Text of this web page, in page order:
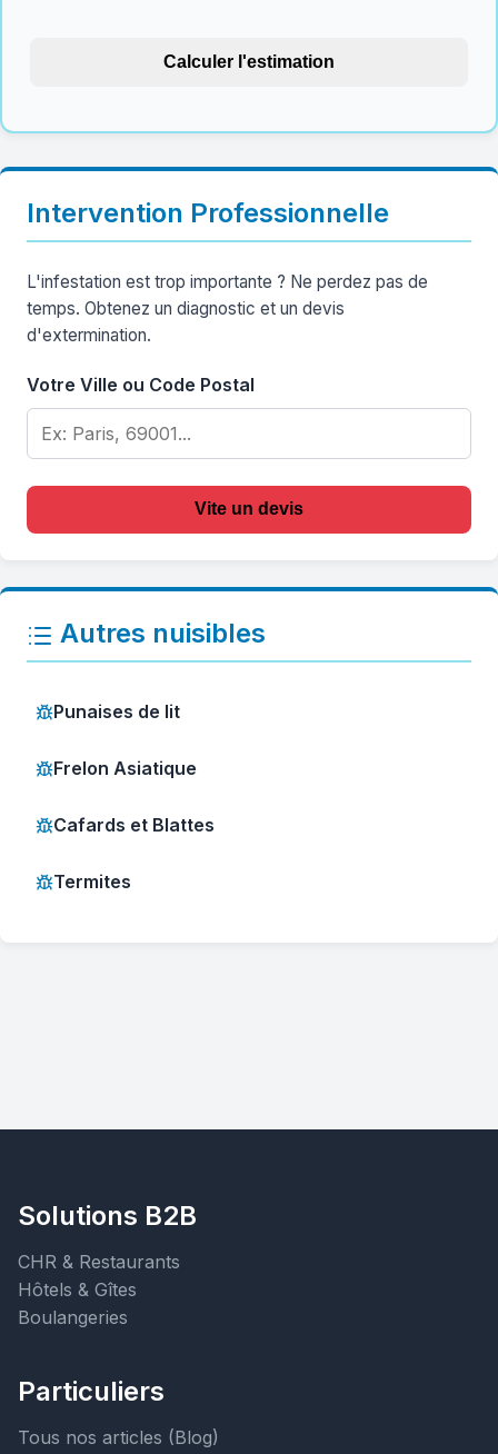
Calculer l'estimation
Intervention Professionnelle
L'infestation est trop importante ? Ne perdez pas de
temps. Obtenez un diagnostic et un devis
d'extermination.
Votre Ville ou Code Postal
Vite un devis
Autres nuisibles
Punaises de lit
Frelon Asiatique
Cafards et Blattes
Termites
Solutions B2B
CHR & Restaurants
Hôtels & Gîtes
Boulangeries
Particuliers
Tous nos articles (Blog)